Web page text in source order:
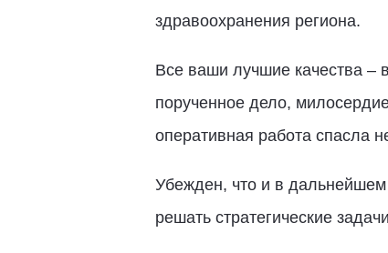
здравоохранения региона.
Все ваши лучшие качества –
порученное дело,
оперативная работа спасла
Убежден, что и в дальнейшем
решать стратегические